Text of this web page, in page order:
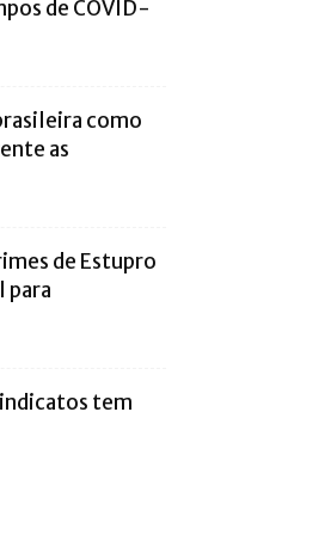
de COVID-
como
as
de Estupro
para
tem